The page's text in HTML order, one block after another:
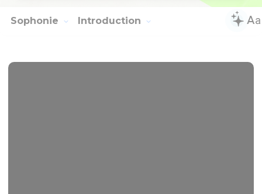
Sophonie Introduction